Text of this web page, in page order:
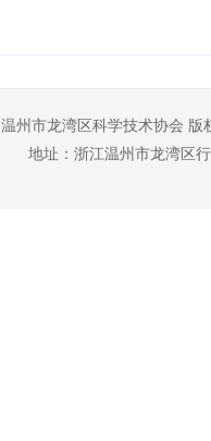
温州市龙湾区科学技术协会
地址：浙江温州市龙湾区